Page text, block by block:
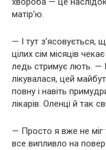
матір’ю.
— І тут з’ясовується,
цілих сім місяців
ледь стримує лють. —
лікувалася, цей
повну і навіть
лікарів. Оленці й так
— Просто я вже не міг
все випливло на